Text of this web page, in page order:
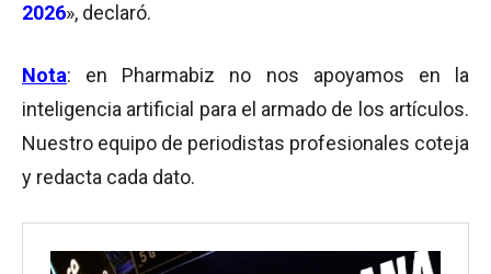
2026», declaró.
Nota: en Pharmabiz no nos apoyamos en la
inteligencia artificial para el armado de los artículos.
Nuestro equipo de periodistas profesionales coteja
y redacta cada dato.